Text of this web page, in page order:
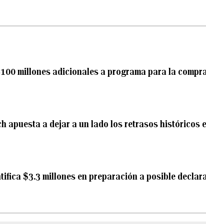
millones adicionales a programa para la
apuesta a dejar a un lado los retrasos históricos
$3.3 millones en preparación a posible